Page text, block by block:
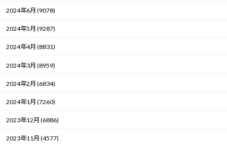
2024年6月 (9078)
2024年5月 (9287)
2024年4月 (8831)
2024年3月 (8959)
2024年2月 (6834)
2024年1月 (7260)
2023年12月 (6886)
2023年11月 (4577)